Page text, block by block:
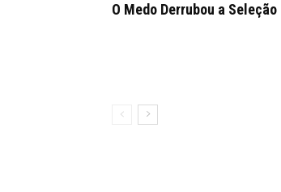
O Medo Derrubou a Seleção